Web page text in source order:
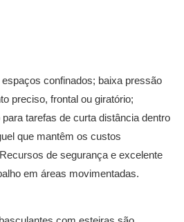
confinados; baixa pressão
preciso, frontal ou giratório;
tarefas de curta distância dentro
que mantêm os custos
de segurança e excelente
em áreas movimentadas.